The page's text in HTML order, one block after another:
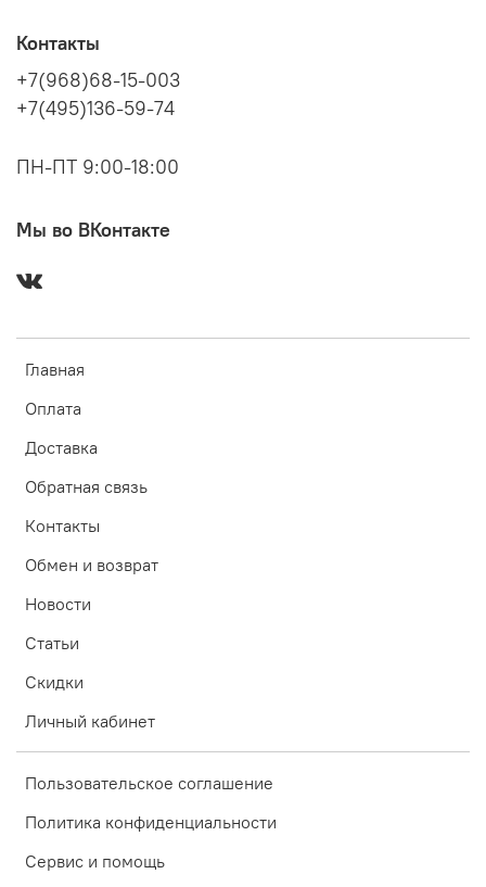
Главная
Оплата
Доставка
Обратная связь
Контакты
Обмен и возврат
Новости
Статьи
Скидки
Личный кабинет
Пользовательское соглашение
Политика конфиденциальности
Сервис и помощь
Контакты
+7(968)68-15-003
+7(495)136-59-74
ПН-ПТ 9:00-18:00
Мы во ВКонтакте